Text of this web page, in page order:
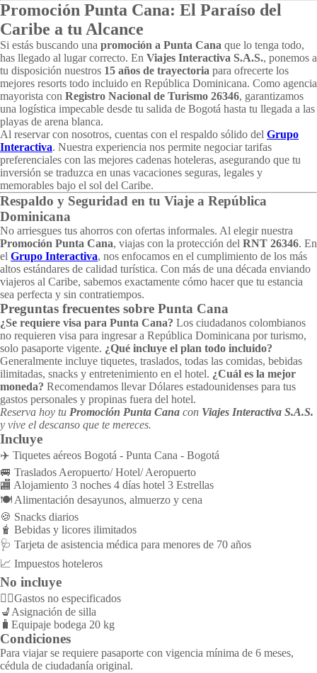
Promoción Punta Cana: El Paraíso del
Caribe a tu Alcance
Si estás buscando una promoción a Punta Cana que lo tenga todo,
has llegado al lugar correcto. En Viajes Interactiva S.A.S., ponemos a
tu disposición nuestros 15 años de trayectoria para ofrecerte los
mejores resorts todo incluido en República Dominicana. Como agencia
mayorista con Registro Nacional de Turismo 26346, garantizamos
una logística impecable desde tu salida de Bogotá hasta tu llegada a las
playas de arena blanca.
Al reservar con nosotros, cuentas con el respaldo sólido del Grupo
Interactiva. Nuestra experiencia nos permite negociar tarifas
preferenciales con las mejores cadenas hoteleras, asegurando que tu
inversión se traduzca en unas vacaciones seguras, legales y
memorables bajo el sol del Caribe.
Respaldo y Seguridad en tu Viaje a República
Dominicana
No arriesgues tus ahorros con ofertas informales. Al elegir nuestra
Promoción Punta Cana, viajas con la protección del RNT 26346. En
el Grupo Interactiva, nos enfocamos en el cumplimiento de los más
altos estándares de calidad turística. Con más de una década enviando
viajeros al Caribe, sabemos exactamente cómo hacer que tu estancia
sea perfecta y sin contratiempos.
Preguntas frecuentes sobre Punta Cana
¿Se requiere visa para Punta Cana? Los ciudadanos colombianos
no requieren visa para ingresar a República Dominicana por turismo,
solo pasaporte vigente. ¿Qué incluye el plan todo incluido?
Generalmente incluye tiquetes, traslados, todas las comidas, bebidas
ilimitadas, snacks y entretenimiento en el hotel. ¿Cuál es la mejor
moneda? Recomendamos llevar Dólares estadounidenses para tus
gastos personales y propinas fuera del hotel.
Reserva hoy tu Promoción Punta Cana con Viajes Interactiva S.A.S.
y vive el descanso que te mereces.
Incluye
✈️ Tiquetes aéreos Bogotá - Punta Cana - Bogotá
🚐 Traslados Aeropuerto/ Hotel/ Aeropuerto
🏬 Alojamiento 3 noches 4 días hotel 3 Estrellas
🍽️ Alimentación desayunos, almuerzo y cena
🍪 Snacks diarios
🧋 Bebidas y licores ilimitados
🩺 Tarjeta de asistencia médica para menores de 70 años
📈 Impuestos hoteleros
No incluye
👉🏻Gastos no especificados
💺Asignación de silla
🧳Equipaje bodega 20 kg
Condiciones
Para viajar se requiere pasaporte con vigencia mínima de 6 meses,
cédula de ciudadanía original.